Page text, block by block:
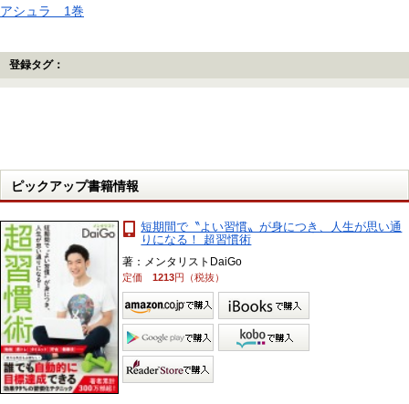
アシュラ 1巻
登録タグ：
ピックアップ書籍情報
短期間で〝よい習慣〟が身につき、人生が思い通
りになる！ 超習慣術
著：メンタリストDaiGo
定価1213円（税抜）